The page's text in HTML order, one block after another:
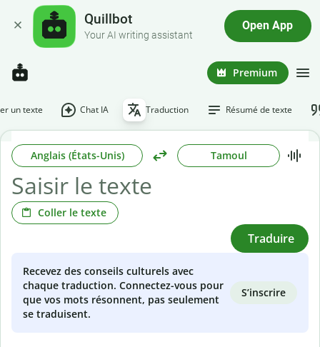
Quillbot
Your AI writing assistant
Open App
Premium
un texte Chat IA Traduction Résumé de texte
Anglais (États-Unis) Tamoul
Coller le texte
Traduire
Recevez des conseils culturels avec
chaque traduction. Connectez-vous pour
que vos mots résonnent, pas seulement
se traduisent.
S’inscrire